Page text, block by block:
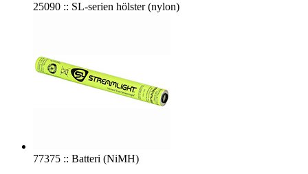
25090 :: SL-serien hölster (nylon)
77375 :: Batteri (NiMH)